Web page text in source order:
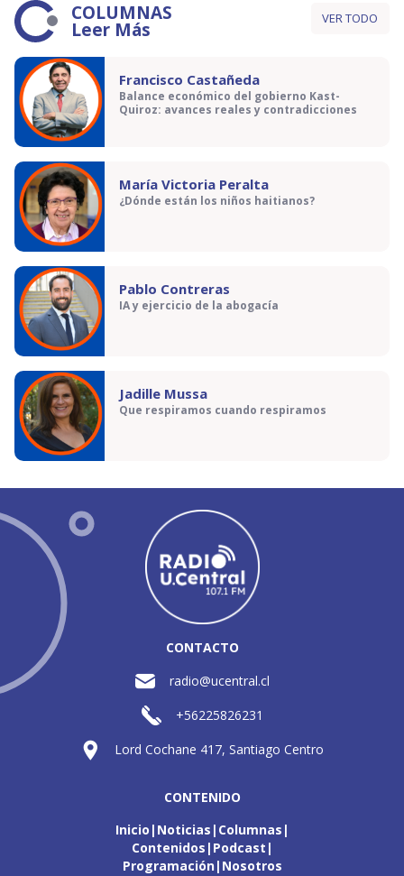
COLUMNAS
Leer Más VER TODO
Francisco Castañeda
Balance económico del gobierno Kast-
Quiroz: avances reales y contradicciones
María Victoria Peralta
¿Dónde están los niños haitianos?
Pablo Contreras
IA y ejercicio de la abogacía
Jadille Mussa
Que respiramos cuando respiramos
CONTACTO
radio@ucentral.cl
+56225826231
Lord Cochane 417, Santiago Centro
CONTENIDO
Inicio Noticias Columnas
Contenidos Podcast
Programación Nosotros